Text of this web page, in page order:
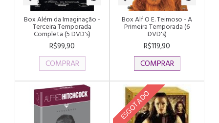
Box Além da Imaginação -
Terceira Temporada
Completa (5 DVD's)
R$99,90
COMPRAR
Box Alf O E. Teimoso - A
Primeira Temporada (6
DVD's)
R$119,90
COMPRAR
ESGOTADO